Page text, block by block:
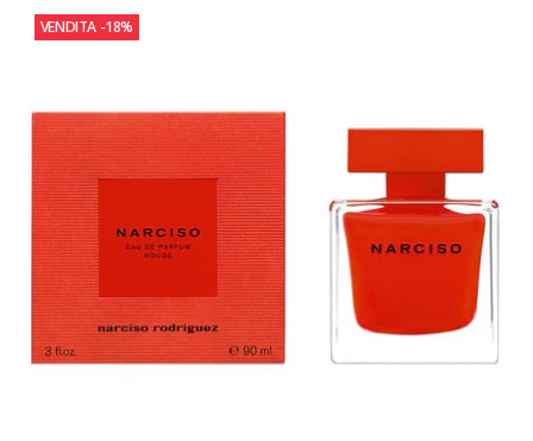
VENDITA -18%